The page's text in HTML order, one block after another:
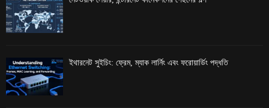
ইথারনেট সুইচিং: ফ্রেম, ম্যাক লার্নিং এবং ফরোয়ার্ডিং পদ্ধতি